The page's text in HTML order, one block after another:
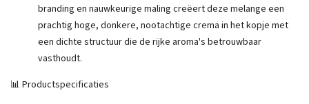
branding en nauwkeurige maling creëert deze melange een
prachtig hoge, donkere, nootachtige crema in het kopje met
een dichte structuur die de rijke aroma's betrouwbaar
vasthoudt.
📊 Productspecificaties